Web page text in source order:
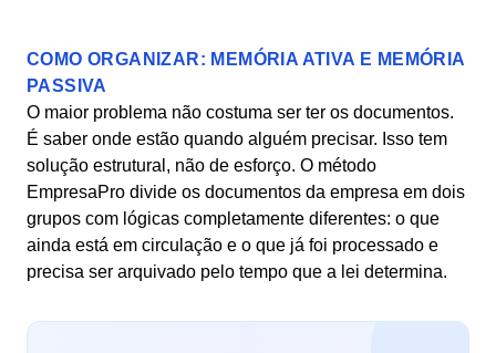
COMO ORGANIZAR: MEMÓRIA ATIVA E MEMÓRIA
PASSIVA
O maior problema não costuma ser ter os documentos.
É saber onde estão quando alguém precisar. Isso tem
solução estrutural, não de esforço. O método
EmpresaPro divide os documentos da empresa em dois
grupos com lógicas completamente diferentes: o que
ainda está em circulação e o que já foi processado e
precisa ser arquivado pelo tempo que a lei determina.